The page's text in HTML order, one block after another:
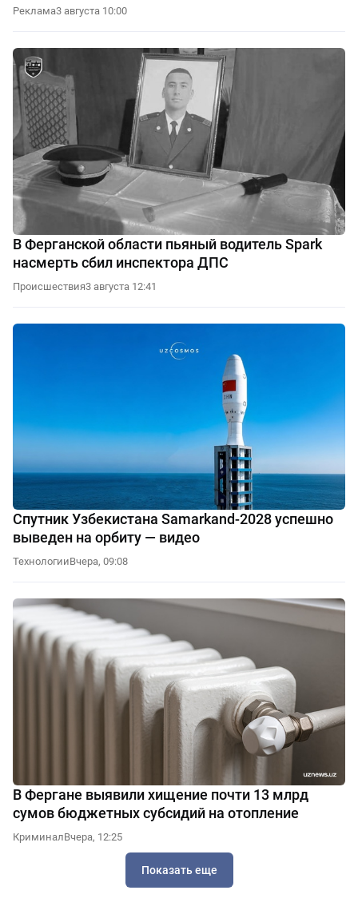
Реклама3 августа 10:00
В Ферганской области пьяный водитель Spark
насмерть сбил инспектора ДПС
Происшествия3 августа 12:41
Спутник Узбекистана Samarkand-2028 успешно
выведен на орбиту — видео
ТехнологииВчера, 09:08
В Фергане выявили хищение почти 13 млрд
сумов бюджетных субсидий на отопление
КриминалВчера, 12:25
Показать еще